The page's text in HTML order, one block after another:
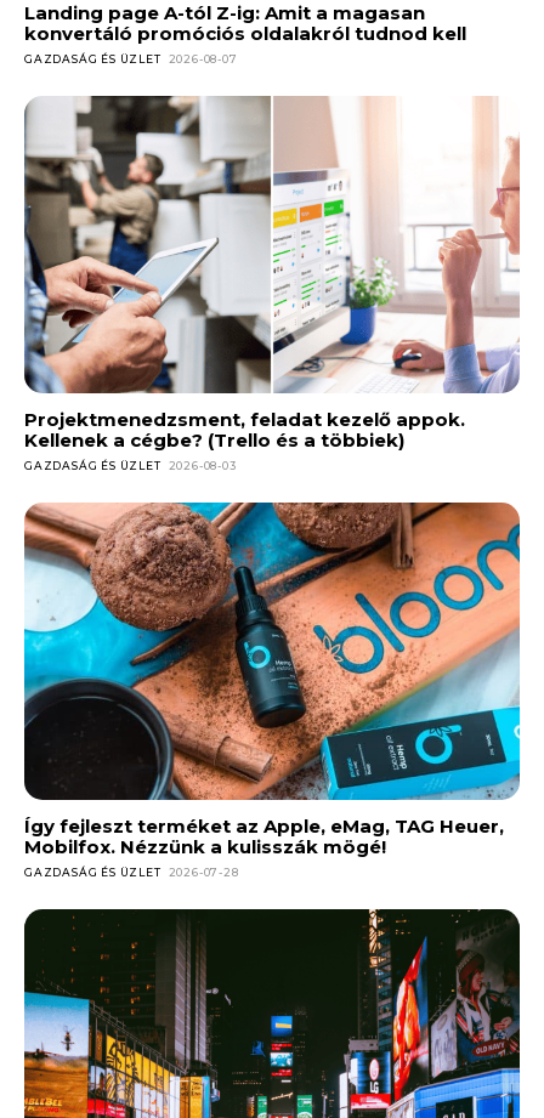
Landing page A-tól Z-ig: Amit a magasan
konvertáló promóciós oldalakról tudnod kell
GAZDASÁG ÉS ÜZLET 2026-08-07
Projektmenedzsment, feladat kezelő appok.
Kellenek a cégbe? (Trello és a többiek)
GAZDASÁG ÉS ÜZLET 2026-08-03
Így fejleszt terméket az Apple, eMag, TAG Heuer,
Mobilfox. Nézzünk a kulisszák mögé!
GAZDASÁG ÉS ÜZLET 2026-07-28